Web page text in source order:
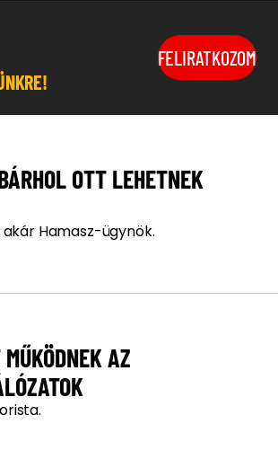
FELIRATKOZOM
OTT LEHETNEK
Hamasz-ügynök.
AZ